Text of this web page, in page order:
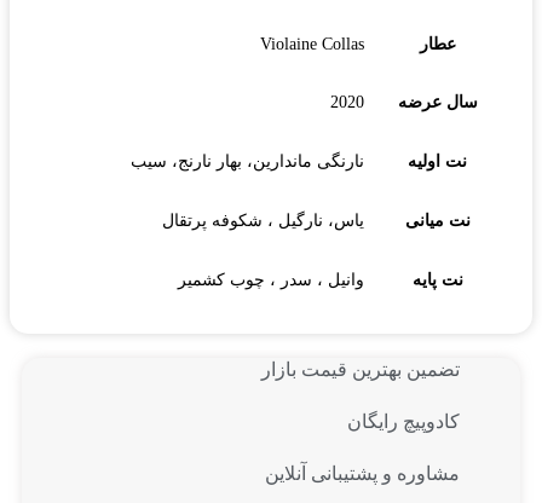
عطار Violaine Collas
سال عرضه 2020
نت اولیه نارنگی ماندارین، بهار نارنج، سیب
نت میانی یاس، نارگیل ، شکوفه پرتقال
نت پایه وانیل ، سدر ، چوب کشمیر
تضمین بهترین قیمت بازار
کادوپیچ رایگان
مشاوره و پشتیبانی آنلاین